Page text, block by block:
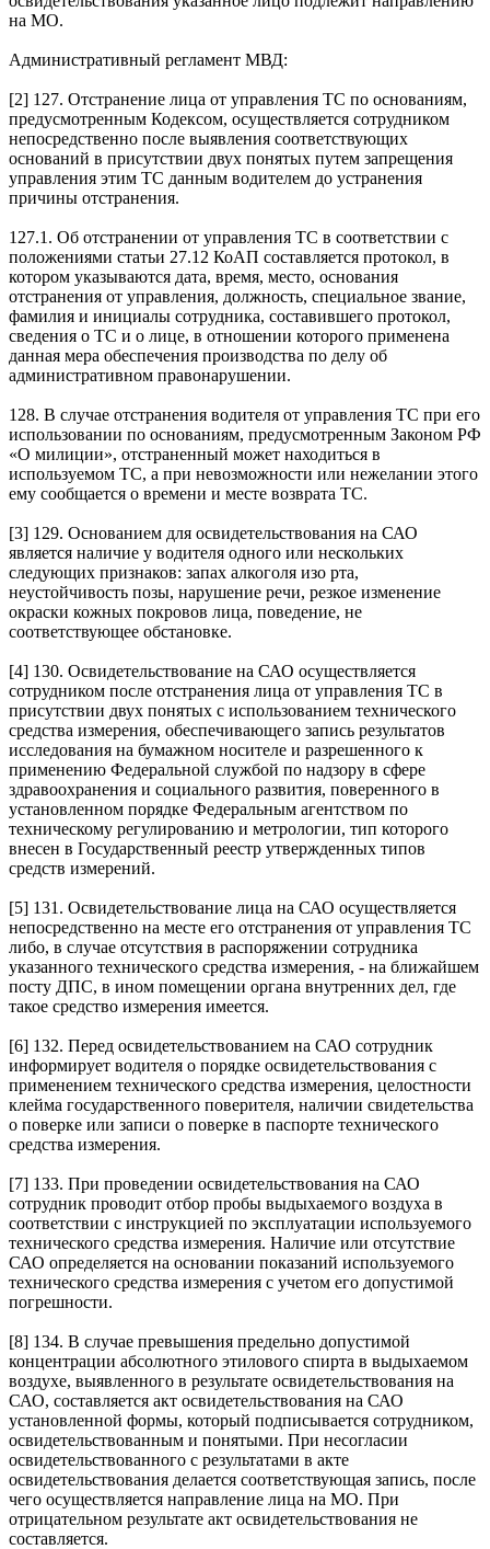
на МО.
Административный регламент МВД:
[2] 127. Отстранение лица от управления ТС по основаниям,
предусмотренным Кодексом, осуществляется сотрудником
непосредственно после выявления соответствующих
оснований в присутствии двух понятых путем запрещения
управления этим ТС данным водителем до устранения
причины отстранения.
127.1. Об отстранении от управления ТС в соответствии с
положениями статьи 27.12 КоАП составляется протокол, в
котором указываются дата, время, место, основания
отстранения от управления, должность, специальное звание,
фамилия и инициалы сотрудника, составившего протокол,
сведения о ТС и о лице, в отношении которого применена
данная мера обеспечения производства по делу об
административном правонарушении.
128. В случае отстранения водителя от управления ТС при его
использовании по основаниям, предусмотренным Законом РФ
«О милиции», отстраненный может находиться в
используемом ТС, а при невозможности или нежелании этого
ему сообщается о времени и месте возврата ТС.
[3] 129. Основанием для освидетельствования на САО
является наличие у водителя одного или нескольких
следующих признаков: запах алкоголя изо рта,
неустойчивость позы, нарушение речи, резкое изменение
окраски кожных покровов лица, поведение, не
соответствующее обстановке.
[4] 130. Освидетельствование на САО осуществляется
сотрудником после отстранения лица от управления ТС в
присутствии двух понятых с использованием технического
средства измерения, обеспечивающего запись результатов
исследования на бумажном носителе и разрешенного к
применению Федеральной службой по надзору в сфере
здравоохранения и социального развития, поверенного в
установленном порядке Федеральным агентством по
техническому регулированию и метрологии, тип которого
внесен в Государственный реестр утвержденных типов
средств измерений.
[5] 131. Освидетельствование лица на САО осуществляется
непосредственно на месте его отстранения от управления ТС
либо, в случае отсутствия в распоряжении сотрудника
указанного технического средства измерения, - на ближайшем
посту ДПС, в ином помещении органа внутренних дел, где
такое средство измерения имеется.
[6] 132. Перед освидетельствованием на САО сотрудник
информирует водителя о порядке освидетельствования с
применением технического средства измерения, целостности
клейма государственного поверителя, наличии свидетельства
о поверке или записи о поверке в паспорте технического
средства измерения.
[7] 133. При проведении освидетельствования на САО
сотрудник проводит отбор пробы выдыхаемого воздуха в
соответствии с инструкцией по эксплуатации используемого
технического средства измерения. Наличие или отсутствие
САО определяется на основании показаний используемого
технического средства измерения с учетом его допустимой
погрешности.
[8] 134. В случае превышения предельно допустимой
концентрации абсолютного этилового спирта в выдыхаемом
воздухе, выявленного в результате освидетельствования на
САО, составляется акт освидетельствования на САО
установленной формы, который подписывается сотрудником,
освидетельствованным и понятыми. При несогласии
освидетельствованного с результатами в акте
освидетельствования делается соответствующая запись, после
чего осуществляется направление лица на МО. При
отрицательном результате акт освидетельствования не
составляется.